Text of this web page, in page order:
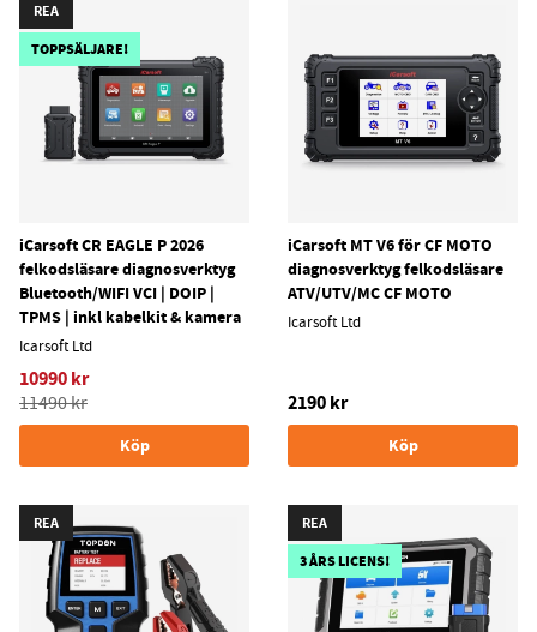
REA
TOPPSÄLJARE!
iCarsoft CR EAGLE P 2026
felkodsläsare diagnosverktyg
Bluetooth/WIFI VCI | DOIP |
TPMS | inkl kabelkit & kamera
Icarsoft Ltd
10990 kr
11490 kr
Köp
iCarsoft MT V6 för CF MOTO
diagnosverktyg felkodsläsare
ATV/UTV/MC CF MOTO
Icarsoft Ltd
2190 kr
Köp
REA
REA
3 ÅRS LICENS!